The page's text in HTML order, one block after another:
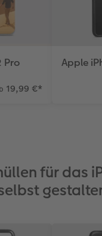
Pro
19,99 €*
Apple
für das